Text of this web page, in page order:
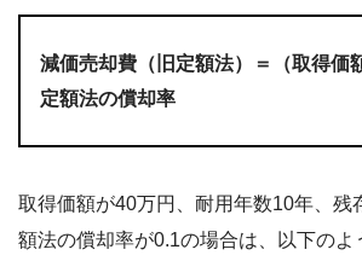
減価売却費（旧定額法）＝（取得価
定額法の償却率
取得価額が40万円、耐用年数10年、残
額法の償却率が0.1の場合は、以下のよ